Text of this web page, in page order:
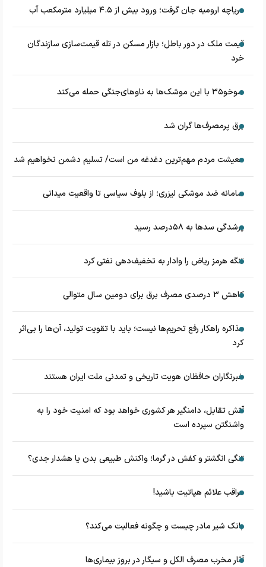
دریاچه ارومیه جان گرفت؛ ورود بیش از ۴.۵ میلیارد مترمکعب آب
قیمت ملک در دور باطل؛ بازار مسکن در تله قیمت‌سازی سازندگان
خرد
سوخو۳۵ با این موشک‌ها به ناوهای‌جنگی حمله می‌کند
برق پرمصرف‌ها گران شد
معیشت مردم مهم‌ترین دغدغه من است/ تسلیم دشمن نخواهیم شد
سامانه ضد موشکی لیزری؛ از بلوف سیاسی تا واقعیت میدانی
پرشدگی سدها به ۵۸درصد رسید
تنگه هرمز ریاض را وادار به تخفیف‌دهی نفتی کرد
کاهش ۳ درصدی مصرف برق برای دومین سال متوالی
مذاکره راهکار رفع تحریم‌ها نیست؛ باید با تقویت تولید، آن‌ها را بی‌اثر
کرد
خبرنگاران حافظان هویت تاریخی و تمدنی ملت ایران هستند
آتش تقابل، دامنگیر هر کشوری خواهد بود که امنیت خود را به
واشنگتن سپرده است
تنگی انگشتر و کفش در گرما؛ واکنش طبیعی بدن یا هشدار جدی؟
مراقب علائم هپاتیت باشید!
بانک شیر مادر چیست و چگونه فعالیت می‌کند؟
آثار مخرب مصرف الکل و سیگار در بروز بیماری‌ها